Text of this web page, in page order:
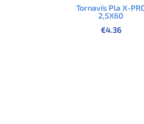
Tornavís Pla X-
2,5X60
€4.36